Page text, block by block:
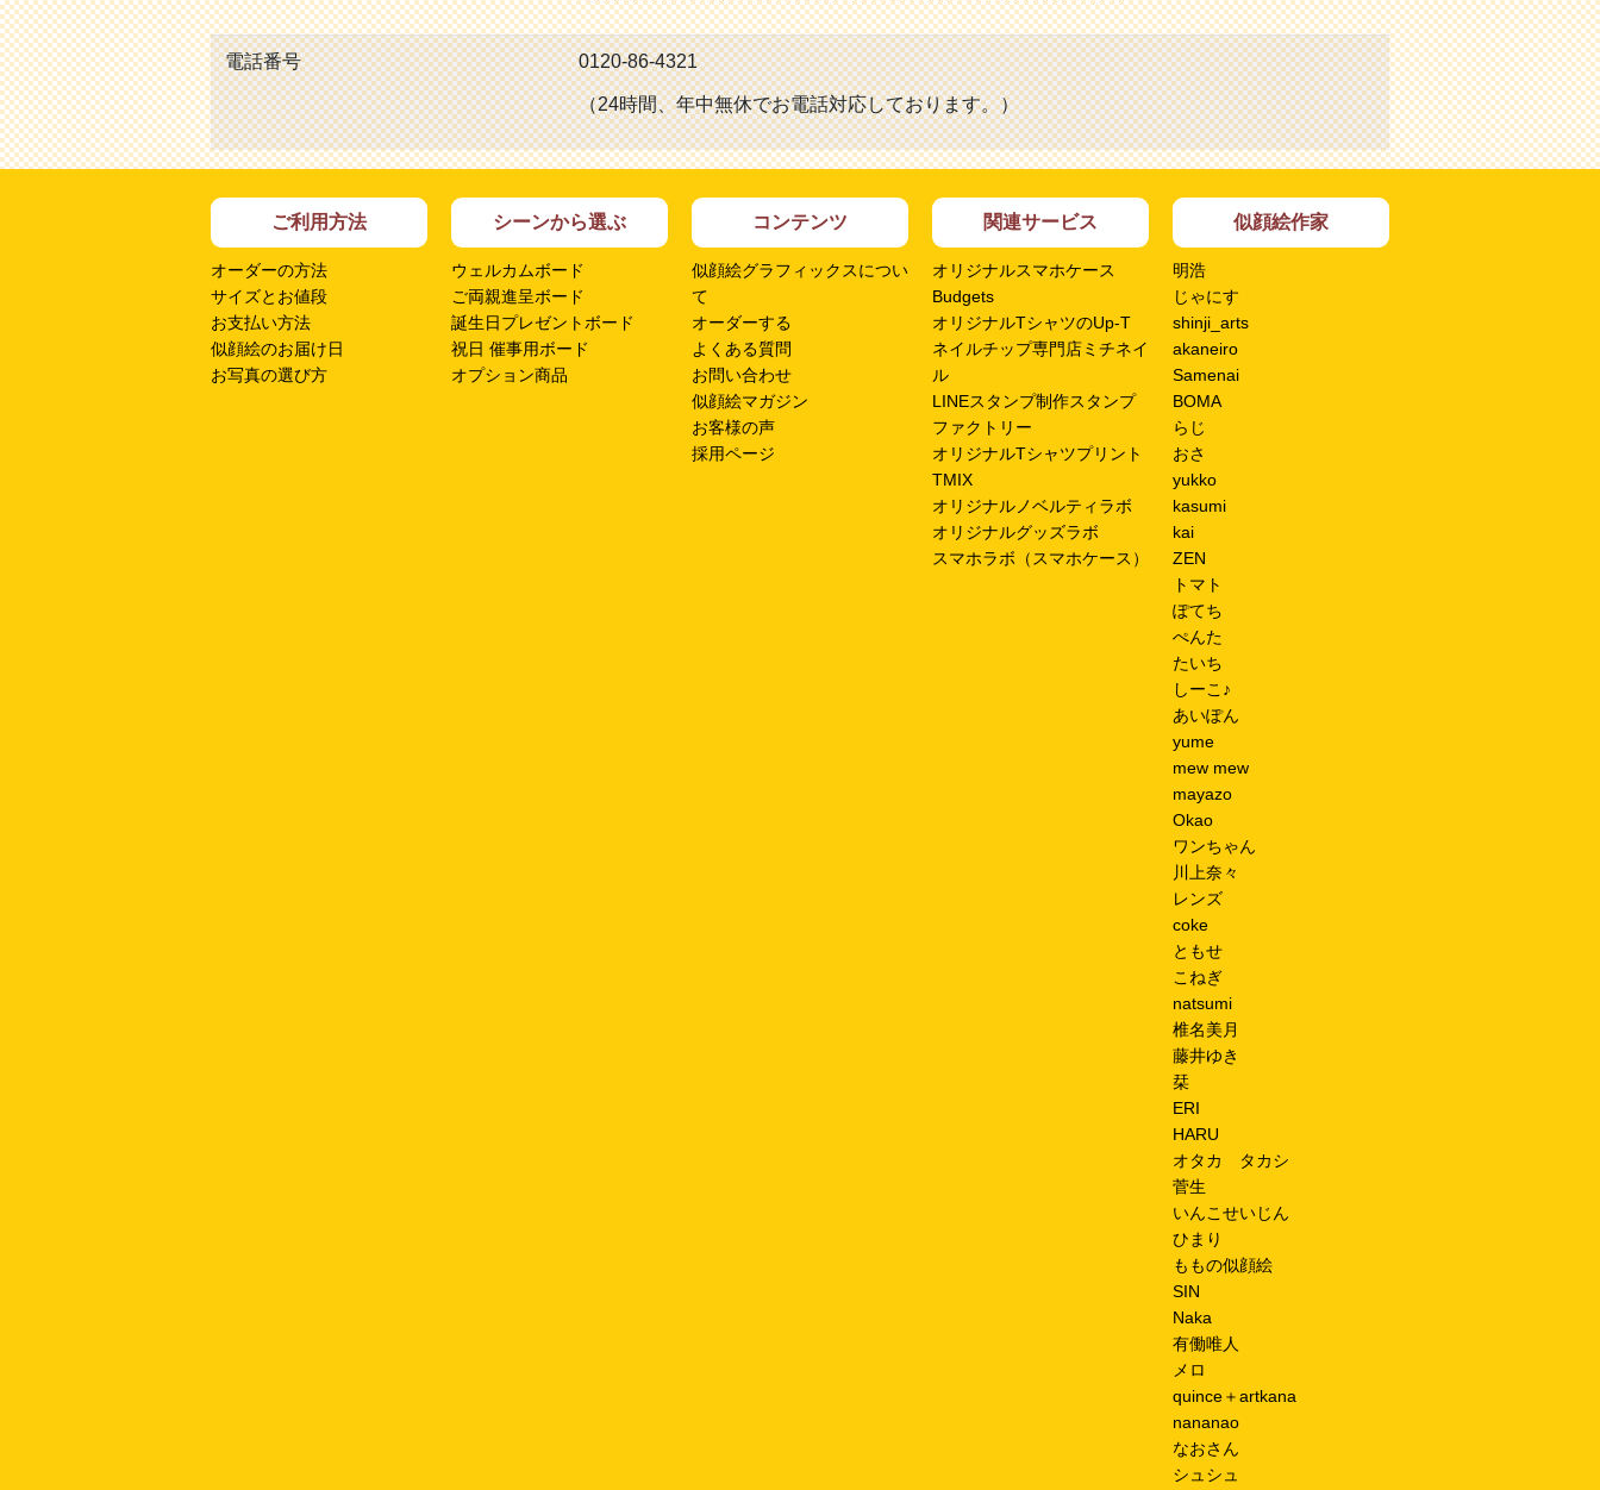
電話番号 0120-86-4321
（24時間、年中無休でお電話対応しております。）
ご利用方法
オーダーの方法
サイズとお値段
お支払い方法
似顔絵のお届け日
お写真の選び方
シーンから選ぶ
ウェルカムボード
ご両親進呈ボード
誕生日プレゼントボード
祝日 催事用ボード
オプション商品
コンテンツ
似顔絵グラフィックスについ
て
オーダーする
よくある質問
お問い合わせ
似顔絵マガジン
お客様の声
採用ページ
関連サービス
オリジナルスマホケース
Budgets
オリジナルTシャツのUp-T
ネイルチップ専門店ミチネイ
ル
LINEスタンプ制作スタンプ
ファクトリー
オリジナルTシャツプリント
TMIX
オリジナルノベルティラボ
オリジナルグッズラボ
スマホラボ（スマホケース）
似顔絵作家
明浩
じゃにす
shinji_arts
akaneiro
Samenai
BOMA
らじ
おさ
yukko
kasumi
kai
ZEN
トマト
ぽてち
ぺんた
たいち
しーこ♪
あいぽん
yume
mew mew
mayazo
Okao
ワンちゃん
川上奈々
レンズ
coke
ともせ
こねぎ
natsumi
椎名美月
藤井ゆき
栞
ERI
HARU
オタカ タカシ
菅生
いんこせいじん
ひまり
ももの似顔絵
SIN
Naka
有働唯人
メロ
quince＋artkana
nananao
なおさん
シュシュ